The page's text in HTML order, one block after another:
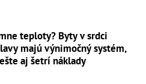
teploty? Byty v srdci
majú výnimočný systém,
aj šetrí náklady